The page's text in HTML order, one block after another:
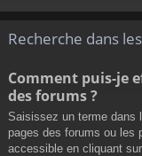
Recherche dans
Comment puis-je
des forums ?
Saisissez un terme dans
pages des forums ou les
accessible en cliquant